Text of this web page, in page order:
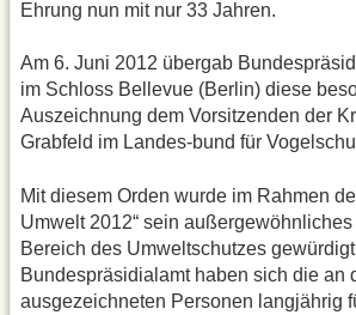
Ehrung nun mit nur 33 Jahren.
Am 6. Juni 2012 übergab
im Schloss Bellevue (Berlin) diese
Auszeichnung dem Vorsitzenden der
Grabfeld im Lan­des-bund für
Mit diesem Orden wurde im Rahmen
Umwelt 2012“ sein
Bereich des Umweltschutzes
Bundespräsidialamt haben sich die an
ausgezeichne­ten Personen langjährig